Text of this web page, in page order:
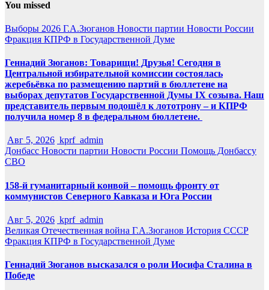
You missed
Выборы 2026 Г.А.Зюганов Новости партии Новости России
Фракция КПРФ в Государственной Думе
Геннадий Зюганов: Товарищи! Друзья! Сегодня в
Центральной избирательной комиссии состоялась
жеребьёвка по размещению партий в бюллетене на
выборах депутатов Государственной Думы IX созыва. Наш
представитель первым подошёл к лототрону – и КПРФ
получила номер 8 в федеральном бюллетене.
Авг 5, 2026 kprf_admin
Донбасс Новости партии Новости России Помощь Донбассу
СВО
158-й гуманитарный конвой – помощь фронту от
коммунистов Северного Кавказа и Юга России
Авг 5, 2026 kprf_admin
Великая Отечественная война Г.А.Зюганов История СССР
Фракция КПРФ в Государственной Думе
Геннадий Зюганов высказался о роли Иосифа Сталина в
Победе